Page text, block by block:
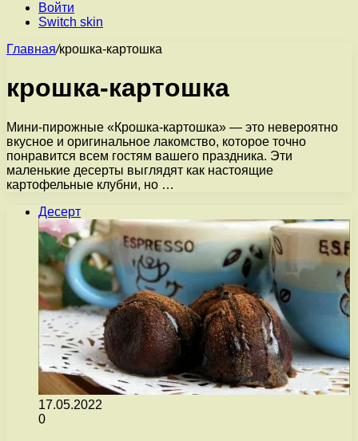
Войти
Switch skin
Главная/крошка-картошка
крошка-картошка
Мини-пирожные «Крошка-картошка» — это невероятно
вкусное и оригинальное лакомство, которое точно
понравится всем гостям вашего праздника. Эти
маленькие десерты выглядят как настоящие
картофельные клубни, но …
Десерт
17.05.2022
0